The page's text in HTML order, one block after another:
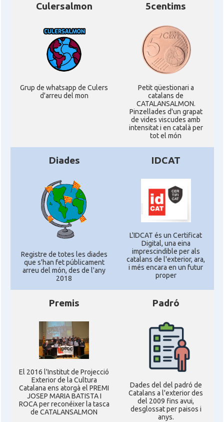
Culersalmon
Grup de whatsapp de Culers
d'arreu del mon
5centims
Petit qüestionari a
catalans de
CATALANSALMON.
Pinzellades d'un grapat
de vides viscudes amb
intensitat i en català per
tot el món
Diades
Registre de totes les diades
que s'han fet públicament
arreu del món, des de l'any
2018
IDCAT
L'IDCAT és un Certificat
Digital, una eina
imprescindible per als
catalans de l'exterior, ara,
i més encara en un futur
proper
Premis
El 2016 l'Institut de Projecció
Exterior de la Cultura
Catalana ens atorgà el PREMI
JOSEP MARIA BATISTA I
ROCA per reconéixer la tasca
de CATALANSALMON
Padró
Dades del del padró de
Catalans a l'exterior des
del 2009 fins avui,
desglossat per paisos i
anys.